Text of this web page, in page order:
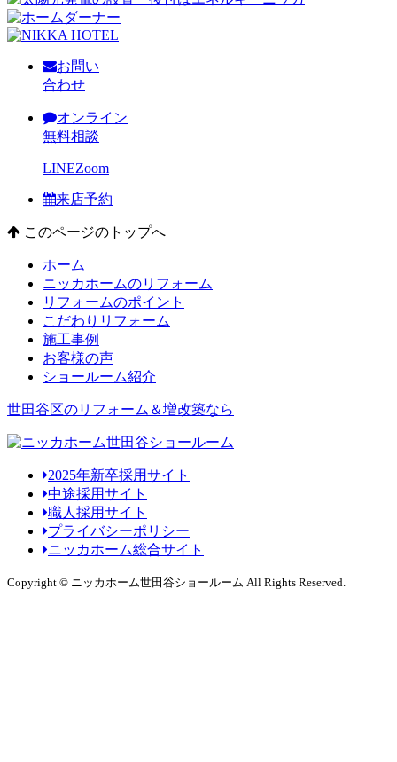
お問い
合わせ
オンライン
無料相談
LINEZoom
来店予約
このページのトップへ
ホーム
ニッカホームのリフォーム
リフォームのポイント
こだわりリフォーム
施工事例
お客様の声
ショールーム紹介
世田谷区のリフォーム＆増改築なら
2025年新卒採用サイト
中途採用サイト
職人採用サイト
プライバシーポリシー
ニッカホーム総合サイト
Copyright © ニッカホーム世田谷ショールーム All Rights Reserved.